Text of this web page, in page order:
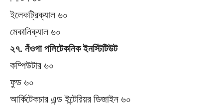
ইলেকট্রিক্যাল ৬০
মেকানিক্যাল ৬০
২৭. নঁওগা পলিটেকনিক ইনস্টিটিউট
কম্পিউটার ৬০
ফুড ৬০
আর্কিটেকচার এন্ড ইন্টেরিয়র ডিজাইন ৬০